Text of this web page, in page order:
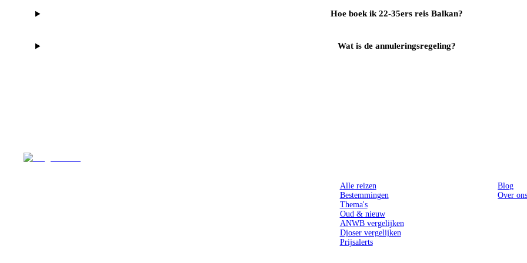
Hoe boek ik 22-35ers reis Balkan?
Wat is de annuleringsregeling?
Alle reizen
Bestemmingen
Thema's
Oud & nieuw
ANWB vergelijken
Djoser vergelijken
Prijsalerts
Blog
Over ons